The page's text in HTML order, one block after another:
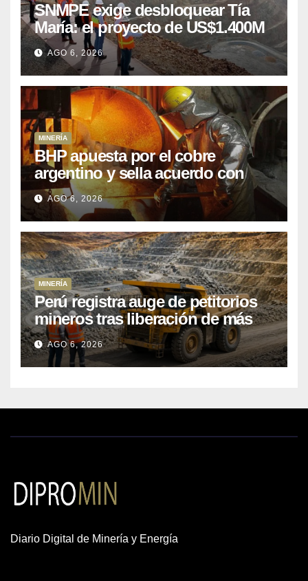
SNMPE exige desbloquear Tía
María: el proyecto de US$1.400M
que Perú lleva 15 años
posponiendo
AGO 6, 2026
MINERÍA
BHP apuesta por el cobre
argentino y sella acuerdo con
Kobrea para siete proyecto
AGO 6, 2026
MINERÍA
Perú registra auge de petitorios
mineros tras liberación de más
de mil concesiones para explorar
cobre y oro
AGO 6, 2026
Diario Digital de Minería y Energía